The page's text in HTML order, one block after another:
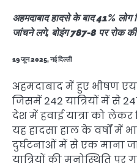
अहमदाबाद हादसे के बाद 41%
जांचने लगे, बोइंग 787-8 पर रोक की
19 जून 2025, नई दिल्ली
अहमदाबाद में हुए भीषण
जिसमें 242 यात्रियों में से
देश में हवाई यात्रा को लेकर
यह हादसा हाल के वर्षों में
दुर्घटनाओं में से एक माना
यात्रियों की मनोस्थिति पर